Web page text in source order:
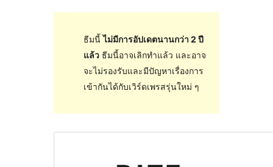
ธีมนี้ไม่มีการอัปเดตนานกว่า 2 ปี
แล้วธีมนี้อาจเลิกทำแล้ว และอาจ
จะไม่รองรับและมีปัญหาเรื่องการ
เข้ากันได้กับเวิร์ดเพรสรุ่นใหม่ ๆ